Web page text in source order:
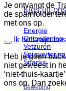
Kies uit
Basic
Energie
Ontspanning
Vetzuren
Spijsvertering
Snacks
Beweging
Je ontvangt de
de spamfolder
met ons op.
Ik heb mijn
Heb je geen
niet geweest in
‘niet-thuis-
ons op. Dan